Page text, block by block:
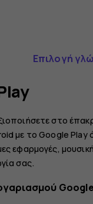
Επιλογή
στο
με το Google Play
εφαρμογές,
σας.